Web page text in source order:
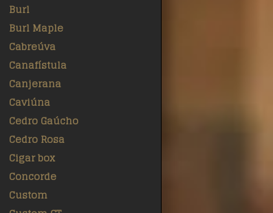
Burl
Burl Maple
Cabreúva
Canafístula
Canjerana
Caviúna
Cedro Gaúcho
Cedro Rosa
Cigar box
Concorde
Custom